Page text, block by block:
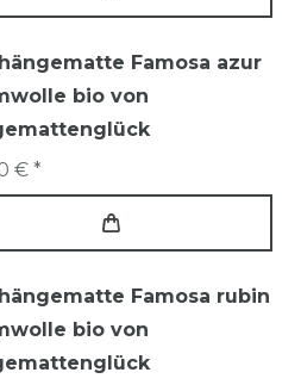
Famosa azur
bio von
€ *
Famosa rubin
bio von